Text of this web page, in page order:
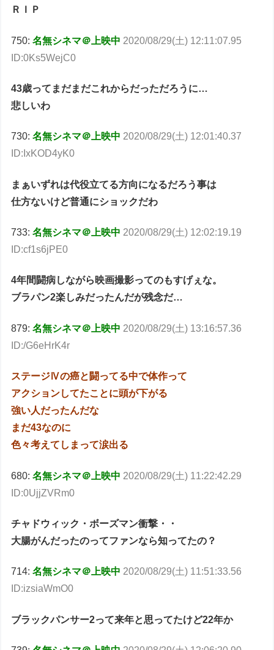
ＲＩＰ
750:名無シネマ＠上映中 2020/08/29(土) 12:11:07.95
ID:0Ks5WejC0
43歳ってまだまだこれからだっただろうに…
悲しいわ
730:名無シネマ＠上映中 2020/08/29(土) 12:01:40.37
ID:IxKOD4yK0
まぁいずれは代役立てる方向になるだろう事は
仕方ないけど普通にショックだわ
733:名無シネマ＠上映中 2020/08/29(土) 12:02:19.19
ID:cf1s6jPE0
4年間闘病しながら映画撮影ってのもすげぇな。
ブラパン2楽しみだったんだが残念だ…
879:名無シネマ＠上映中 2020/08/29(土) 13:16:57.36
ID:/G6eHrK4r
ステージⅣの癌と闘ってる中で体作って
アクションしてたことに頭が下がる
強い人だったんだな
まだ43なのに
色々考えてしまって涙出る
680:名無シネマ＠上映中 2020/08/29(土) 11:22:42.29
ID:0UjjZVRm0
チャドウィック・ボーズマン衝撃・・
大腸がんだったのってファンなら知ってたの？
714:名無シネマ＠上映中 2020/08/29(土) 11:51:33.56
ID:izsiaWmO0
ブラックパンサー2って来年と思ってたけど22年か